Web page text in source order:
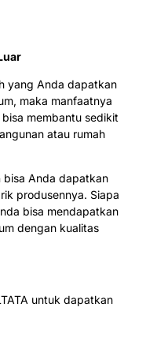
yang Anda dapatkan
maka manfaatnya
membantu sedikit
atau rumah
bisa Anda dapatkan
produsennya. Siapa
bisa mendapatkan
dengan kualitas
untuk dapatkan